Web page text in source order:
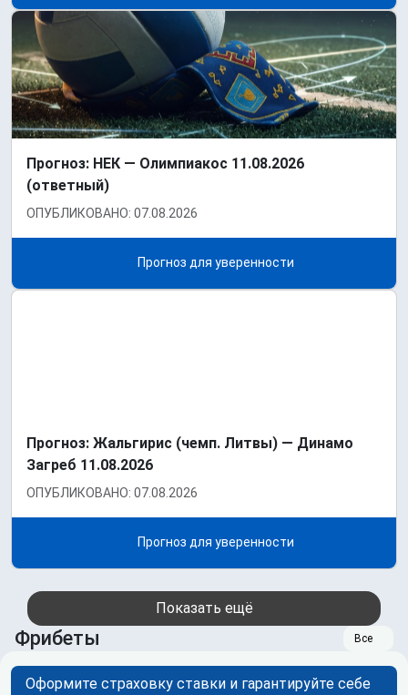
Прогноз: НЕК — Олимпиакос 11.08.2026
(ответный)
ОПУБЛИКОВАНО: 07.08.2026
Прогноз для уверенности
Прогноз: Жальгирис (чемп. Литвы) — Динамо
Загреб 11.08.2026
ОПУБЛИКОВАНО: 07.08.2026
Прогноз для уверенности
Показать ещё
Фрибеты Все
Оформите страховку ставки и гарантируйте себе